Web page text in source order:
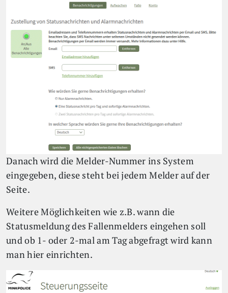
Danach wird die Melder-Nummer ins System
eingegeben, diese steht bei jedem Melder auf der
Seite.
Weitere Möglichkeiten wie z.B. wann die
Statusmeldung des Fallenmelders eingehen soll
und ob 1- oder 2-mal am Tag abgefragt wird kann
man hier einrichten.